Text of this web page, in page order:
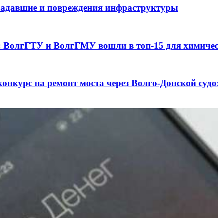
и повреждения инфраструктуры
ВолгГТУ и ВолгГМУ вошли в топ‑15 для
на ремонт моста через Волго‑Донской
сентября в рамках Года единства народов